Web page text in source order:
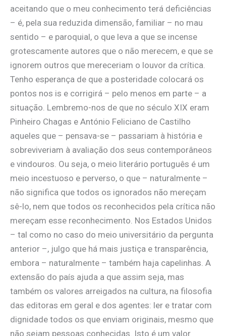
aceitando que o meu conhecimento terá deficiências
– é, pela sua reduzida dimensão, familiar – no mau
sentido – e paroquial, o que leva a que se incense
grotescamente autores que o não merecem, e que se
ignorem outros que mereceriam o louvor da crítica.
Tenho esperança de que a posteridade colocará os
pontos nos is e corrigirá – pelo menos em parte – a
situação. Lembremo-nos de que no século XIX eram
Pinheiro Chagas e António Feliciano de Castilho
aqueles que – pensava-se – passariam à história e
sobreviveriam à avaliação dos seus contemporâneos
e vindouros. Ou seja, o meio literário português é um
meio incestuoso e perverso, o que – naturalmente –
não significa que todos os ignorados não mereçam
sê-lo, nem que todos os reconhecidos pela crítica não
mereçam esse reconhecimento. Nos Estados Unidos
– tal como no caso do meio universitário da pergunta
anterior –, julgo que há mais justiça e transparência,
embora – naturalmente – também haja capelinhas. A
extensão do país ajuda a que assim seja, mas
também os valores arreigados na cultura, na filosofia
das editoras em geral e dos agentes: ler e tratar com
dignidade todos os que enviam originais, mesmo que
não sejam pessoas conhecidas. Isto é um valor